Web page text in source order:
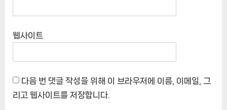
웹사이트
다음 번 댓글 작성을 위해 이 브라우저에 이름, 이메일, 그
리고 웹사이트를 저장합니다.